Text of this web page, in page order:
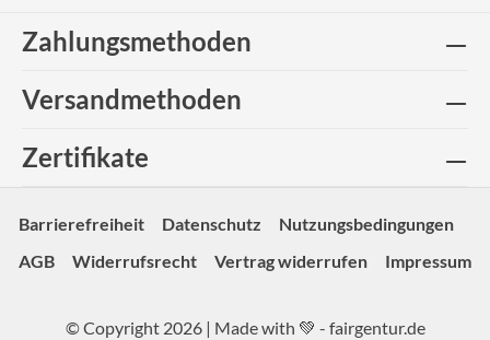
Zahlungsmethoden
Versandmethoden
Zertifikate
Barrierefreiheit Datenschutz
Nutzungsbedingungen
AGB
Widerrufsrecht Vertrag widerrufen Impressum
© Copyright 2026 | Made with 💚 - fairgentur.de